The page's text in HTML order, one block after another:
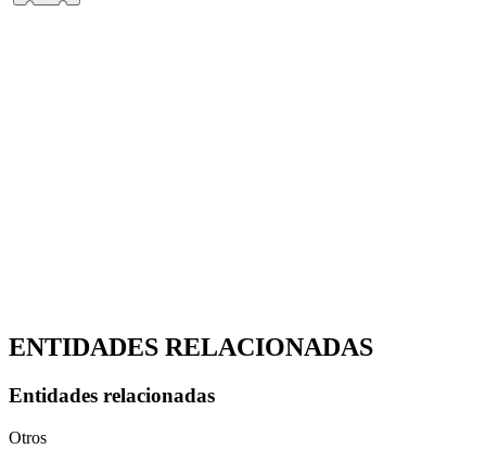
ENTIDADES RELACIONADAS
Entidades relacionadas
Otros